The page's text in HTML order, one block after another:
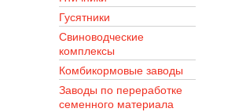
Гусятники
Свиноводческие
комплексы
Комбикормовые заводы
Заводы по переработке
семенного материала